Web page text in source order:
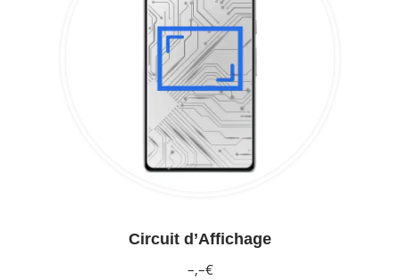
Circuit d’Affichage
–,–€